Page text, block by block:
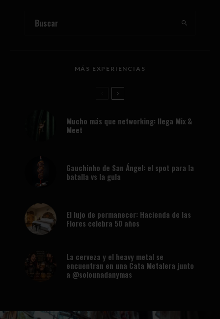
MÁS EXPERIENCIAS
Mucho más que networking: llega Mix &
Meet
Gauchinho de San Ángel: el spot para la
batalla vs la gula
El lujo de permanecer: Hacienda de las
Flores celebra 50 años
La cerveza y el heavy metal se
encuentran en una Cata Metalera junto
a @solounadanymas